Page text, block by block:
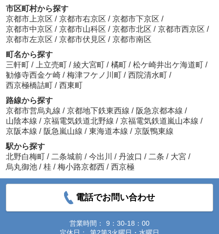
市区町村から探す
京都市上京区 / 京都市右京区 / 京都市下京区 /
京都市中京区 / 京都市山科区 / 京都市北区 / 京都市西京区 /
京都市左京区 / 京都市伏見区 / 京都市南区
町名から探す
三軒町 / 上立売町 / 綾大宮町 / 橘町 / 松ケ崎井出ケ海道町 /
勧修寺西金ケ崎 / 梅津フケノ川町 / 西院清水町 /
西京極橋詰町 / 西東町
路線から探す
京都市営烏丸線 / 京都地下鉄東西線 / 阪急京都本線 /
山陰本線 / 京福電気鉄道北野線 / 京福電気鉄道嵐山本線 /
京阪本線 / 阪急嵐山線 / 東海道本線 / 京阪鴨東線
駅から探す
北野白梅町 / 二条城前 / 今出川 / 丹波口 / 二条 / 大宮 /
烏丸御池 / 桂 / 梅小路京都西 / 西京極
電話でお問い合わせ
営業時間：
9：30-18：00